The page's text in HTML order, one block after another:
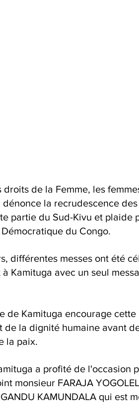
de la Femme, les
la recrudescence
partie du Sud-Kivu et plaide
du Congo.
différentes messes ont été
Kamituga avec un seul
de Kamituga encourage
de la dignité humaine avant
la paix.
a profité de l'occasion
monsieur FARAJA
KAMUNDALA qui est